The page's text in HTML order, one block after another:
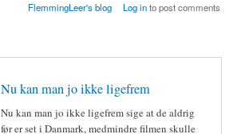
FlemmingLeer's blog Log into post comments
Nu kan man jo ikke ligefrem
Nu kan man jo ikke ligefrem sige at de aldrig
før er set i Danmark, medmindre filmen skulle